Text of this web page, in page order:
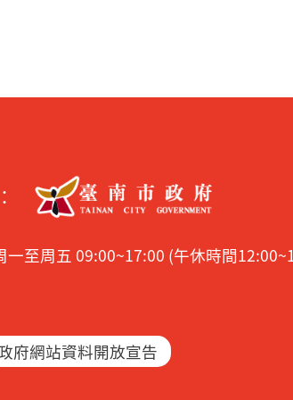
一至周五 09:00~17:00 (午休時間
府網站資料開放宣告